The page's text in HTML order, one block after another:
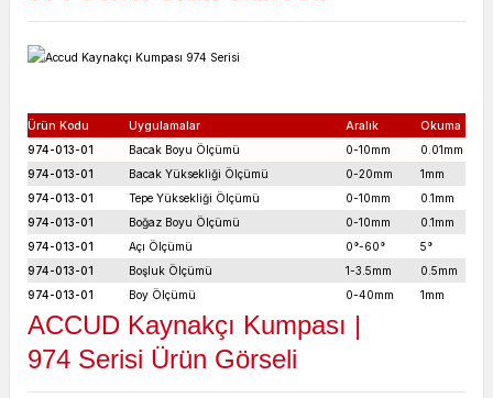
Ürün Kodu Uygulamalar Aralık Okuma
974-013-01
Bacak Boyu Ölçümü 0-10mm 0.01mm
974-013-01
Bacak Yüksekliği Ölçümü 0-20mm 1mm
974-013-01
Tepe Yüksekliği Ölçümü 0-10mm 0.1mm
974-013-01
Boğaz Boyu Ölçümü 0-10mm 0.1mm
974-013-01
Açı Ölçümü 0°-60° 5°
974-013-01
Boşluk Ölçümü 1-3.5mm 0.5mm
974-013-01
Boy Ölçümü 0-40mm 1mm
ACCUD Kaynakçı Kumpası |
974 Serisi Ürün Görseli